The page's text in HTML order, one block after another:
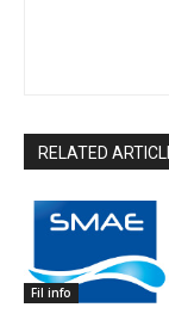
RELATED
Fil info